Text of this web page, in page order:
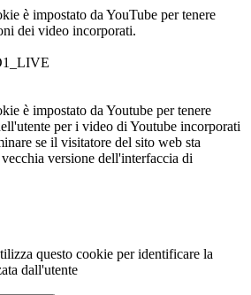
è impostato da YouTube per tenere
dei video incorporati.
è impostato da Youtube per tenere
per i video di Youtube incorporati
se il visitatore del sito web sta
versione dell'interfaccia di
questo cookie per identificare la
dall'utente